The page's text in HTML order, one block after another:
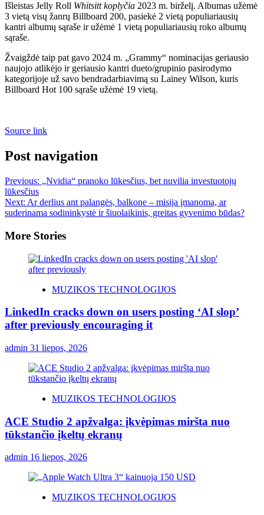
Išleistas Jelly Roll Whitsitt koplyčia 2023 m. birželį. Albumas užėmė
3 vietą visų žanrų Billboard 200, pasiekė 2 vietą populiariausių
kantri albumų sąraše ir užėmė 1 vietą populiariausių roko albumų
sąraše.
Žvaigždė taip pat gavo 2024 m. „Grammy“ nominacijas geriausio
naujojo atlikėjo ir geriausio kantri dueto/grupinio pasirodymo
kategorijoje už savo bendradarbiavimą su Lainey Wilson, kuris
Billboard Hot 100 sąraše užėmė 19 vietą.
Source link
Post navigation
Previous: „Nvidia“ pranoko lūkesčius, bet nuvilia investuotojų
lūkesčius
Next: Ar derlius ant palangės, balkone – misija įmanoma, ar
suderinama sodininkystė ir šiuolaikinis, greitas gyvenimo būdas?
More Stories
MUZIKOS TECHNOLOGIJOS
LinkedIn cracks down on users posting ‘AI slop’
after previously encouraging it
admin 31 liepos, 2026
MUZIKOS TECHNOLOGIJOS
ACE Studio 2 apžvalga: įkvėpimas miršta nuo
tūkstančio įkeltų ekranų
admin 16 liepos, 2026
MUZIKOS TECHNOLOGIJOS